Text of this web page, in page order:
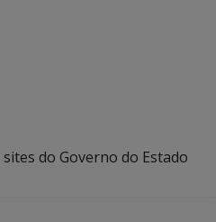
do Governo do Estado